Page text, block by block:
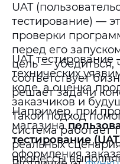
UAT
тестирование) —
проверки
перед его
цель — убедиться,
соответствует
решает задачи
UAT
технических
коде, а оценка
заказчиков и
Такой подход
система работает
реальных
процессы
Например, при
магазина
тестирование
оформления